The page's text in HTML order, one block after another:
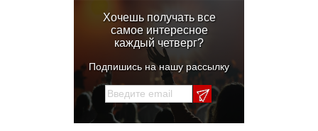
Хочешь получать все
самое интересное
каждый четверг?
Подпишись на нашу рассылку